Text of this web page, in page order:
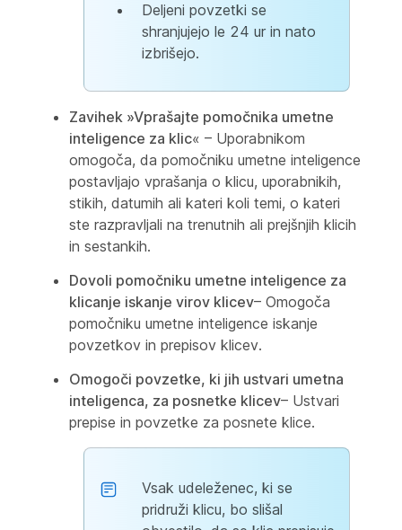
Deljeni povzetki se
shranjujejo le 24 ur in nato
izbrišejo.
Zavihek »Vprašajte pomočnika umetne
inteligence za klic« – Uporabnikom
omogoča, da pomočniku umetne inteligence
postavljajo vprašanja o klicu, uporabnikih,
stikih, datumih ali kateri koli temi, o kateri
ste razpravljali na trenutnih ali prejšnjih klicih
in sestankih.
Dovoli pomočniku umetne inteligence za
klicanje iskanje virov klicev– Omogoča
pomočniku umetne inteligence iskanje
povzetkov in prepisov klicev.
Omogoči povzetke, ki jih ustvari umetna
inteligenca, za posnetke klicev– Ustvari
prepise in povzetke za posnete klice.
Vsak udeleženec, ki se
pridruži klicu, bo slišal